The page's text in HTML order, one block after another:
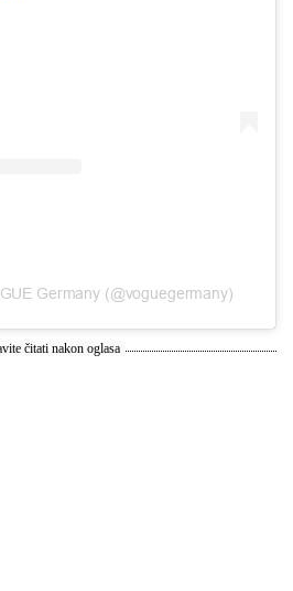
Germany (@voguegermany)
čitati nakon oglasa